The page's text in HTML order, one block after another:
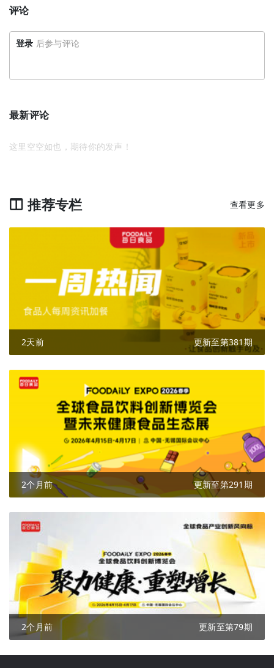
评论
登录 后参与评论
最新评论
这里空空如也，期待你的发声！
推荐专栏 查看更多
2天前 更新至第381期
2个月前 更新至第291期
2个月前 更新至第79期